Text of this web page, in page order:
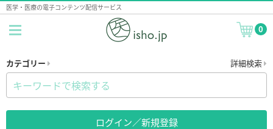
医学・医療の電子コンテンツ配信サービス
0
カテゴリー 詳細検索
ログイン／新規登録